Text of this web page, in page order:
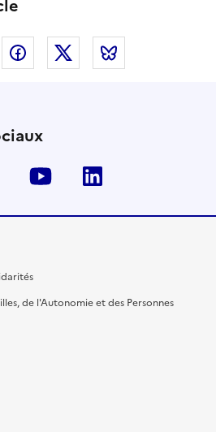
FacebookTwitter
Dailymotion
youtube
de l'Autonomie et des Personnes